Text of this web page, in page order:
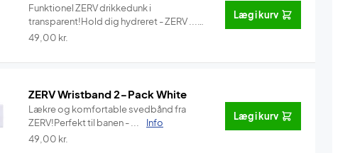
Funktionel ZERV drikkedunk i
transparent!Hold dig hydreret - ZERV ...
Info
49,00 kr.
Læg i kurv
ZERV Wristband 2-Pack White
Lækre og komfortable svedbånd fra
ZERV!Perfekt til banen - ...
Info
49,00 kr.
Læg i kurv